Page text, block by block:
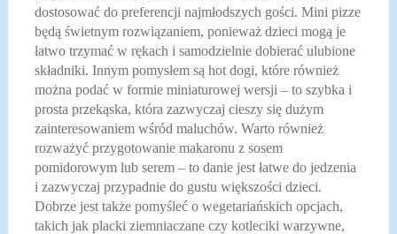
dostosować do preferencji najmłodszych gości. Mini pizze
będą świetnym rozwiązaniem, ponieważ dzieci mogą je
łatwo trzymać w rękach i samodzielnie dobierać ulubione
składniki. Innym pomysłem są hot dogi, które również
można podać w formie miniaturowej wersji – to szybka i
prosta przekąska, która zazwyczaj cieszy się dużym
zainteresowaniem wśród maluchów. Warto również
rozważyć przygotowanie makaronu z sosem
pomidorowym lub serem – to danie jest łatwe do jedzenia
i zazwyczaj przypadnie do gustu większości dzieci.
Dobrze jest także pomyśleć o wegetariańskich opcjach,
takich jak placki ziemniaczane czy kotleciki warzywne,